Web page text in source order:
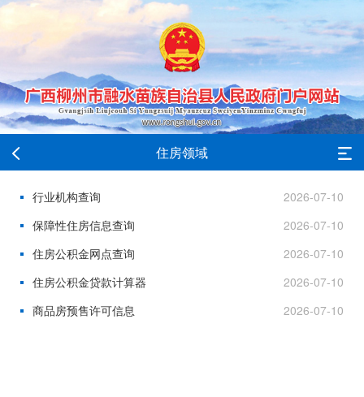
住房领域
行业机构查询
2026-07-10
保障性住房信息查询
2026-07-10
住房公积金网点查询
2026-07-10
住房公积金贷款计算器
2026-07-10
商品房预售许可信息
2026-07-10